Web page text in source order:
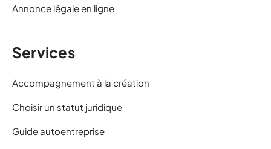
Annonce légale en ligne
Services
Accompagnement à la création
Choisir un statut juridique
Guide autoentreprise